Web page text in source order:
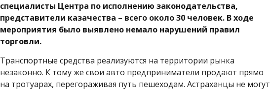
специалисты Центра по исполнению законодательства,
представители казачества – всего около 30 человек. В ходе
мероприятия было выявлено немало нарушений правил
торговли.
Транспортные средства реализуются на территории рынка
незаконно. К тому же свои авто предприниматели продают прямо
на тротуарах, перегораживая путь пешеходам. Астраханцы не могут